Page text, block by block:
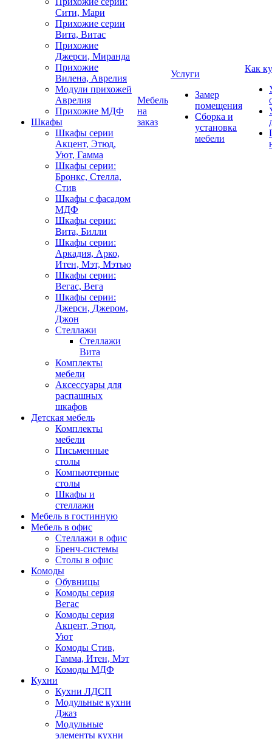
Сити, Мари
Прихожие серии
Вита, Витас
Прихожие
Джерси, Миранда
Прихожие
Вилена, Аврелия
Модули прихожей
Аврелия
Прихожие МДФ
Шкафы
Шкафы серии
Акцент, Этюд,
Уют, Гамма
Шкафы серии:
Бронкс, Стелла,
Стив
Шкафы с фасадом
МДФ
Шкафы серии:
Вита, Билли
Шкафы серии:
Аркадия, Арко,
Итен, Мэт, Мэтью
Шкафы серии:
Вегас, Вега
Шкафы серии:
Джерси, Джером,
Джон
Стеллажи
Стеллажи
Вита
Комплекты
мебели
Аксессуары для
распашных
шкафов
Детская мебель
Комплекты
мебели
Письменные
столы
Компьютерные
столы
Шкафы и
стеллажи
Мебель в гостинную
Мебель в офис
Стеллажи в офис
Бренч-системы
Столы в офис
Комоды
Обувницы
Комоды серия
Вегас
Комоды серия
Акцент, Этюд,
Уют
Комоды Стив,
Гамма, Итен, Мэт
Комоды МДФ
Кухни
Кухни ЛДСП
Модульные кухни
Джаз
Модульные
элементы кухни
Мебель
на
заказ
Услуги
Замер
помещения
Сборка и
установка
мебели
Как